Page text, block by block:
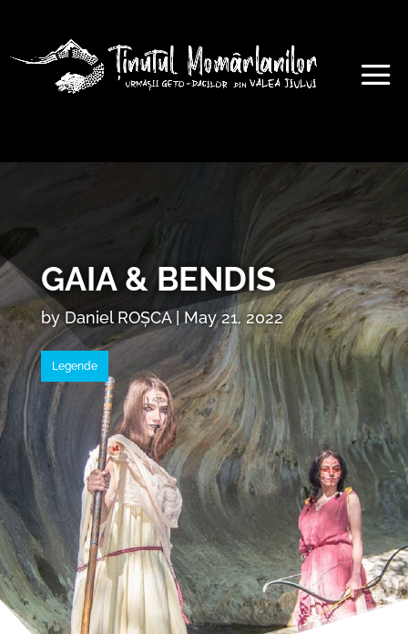
GAIA & BENDIS
byDaniel ROȘCA|May 21, 2022
Legende